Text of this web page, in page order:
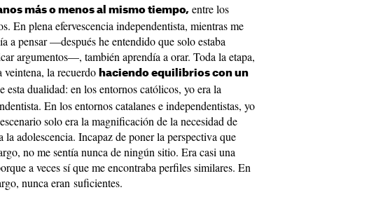
más o menos al mismo tiempo, entre los
En plena efervescencia independentista, mientras me
a pensar —después he entendido que solo estaba
argumentos—, también aprendía a orar. Toda la etapa,
veintena, la recuerdo haciendo equilibrios con un
esta dualidad: en los entornos católicos, yo era la
En los entornos catalanes e independentistas, yo
solo era la magnificación de la necesidad de
la adolescencia. Incapaz de poner la perspectiva que
no me sentía nunca de ningún sitio. Era casi una
a veces sí que me encontraba perfiles similares. En
nunca eran suficientes.